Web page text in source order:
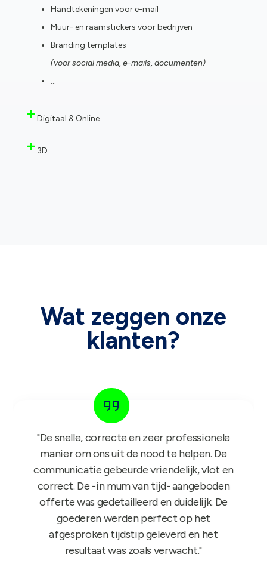
Handtekeningen voor e-mail
Muur- en raamstickers voor bedrijven
Branding templates
(voor social media, e-mails, documenten)
…
Digitaal & Online
3D
Wat zeggen onze
klanten?
"Het GIFT FOR KIDS project is een succes in
de roos! Onze reps zijn er nu sinds maandag
mee aan de slag en niets dan lovende
feedback dus nogmaals bedankt!"